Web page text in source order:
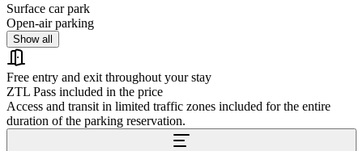
Surface car park
Open-air parking
Show all
Free entry and exit throughout your stay
ZTL Pass included in the price
Access and transit in limited traffic zones included for the entire
duration of the parking reservation.